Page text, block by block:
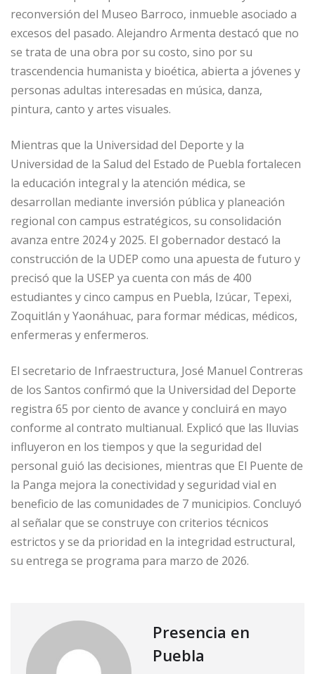
reconversión del Museo Barroco, inmueble asociado a
excesos del pasado. Alejandro Armenta destacó que no
se trata de una obra por su costo, sino por su
trascendencia humanista y bioética, abierta a jóvenes y
personas adultas interesadas en música, danza,
pintura, canto y artes visuales.
Mientras que la Universidad del Deporte y la
Universidad de la Salud del Estado de Puebla fortalecen
la educación integral y la atención médica, se
desarrollan mediante inversión pública y planeación
regional con campus estratégicos, su consolidación
avanza entre 2024 y 2025. El gobernador destacó la
construcción de la UDEP como una apuesta de futuro y
precisó que la USEP ya cuenta con más de 400
estudiantes y cinco campus en Puebla, Izúcar, Tepexi,
Zoquitlán y Yaonáhuac, para formar médicas, médicos,
enfermeras y enfermeros.
El secretario de Infraestructura, José Manuel Contreras
de los Santos confirmó que la Universidad del Deporte
registra 65 por ciento de avance y concluirá en mayo
conforme al contrato multianual. Explicó que las lluvias
influyeron en los tiempos y que la seguridad del
personal guió las decisiones, mientras que El Puente de
la Panga mejora la conectividad y seguridad vial en
beneficio de las comunidades de 7 municipios. Concluyó
al señalar que se construye con criterios técnicos
estrictos y se da prioridad en la integridad estructural,
su entrega se programa para marzo de 2026.
Presencia en
Puebla